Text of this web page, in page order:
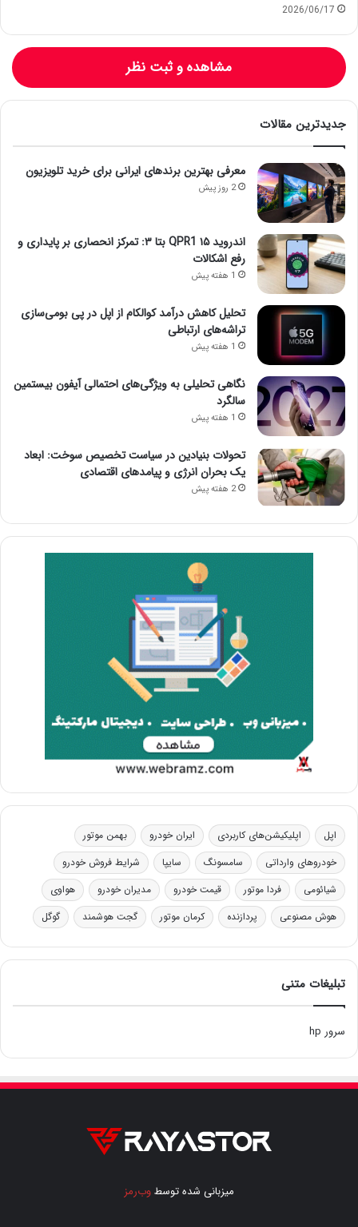
2026/06/17
مشاهده و ثبت نظر
جدیدترین مقالات
معرفی بهترین برندهای ایرانی برای خرید تلویزیون
2 روز پیش
اندروید ۱۵ QPR1 بتا ۳: تمرکز انحصاری بر پایداری و
رفع اشکالات
1 هفته پیش
تحلیل کاهش درآمد کوالکام از اپل در پی بومی‌سازی
تراشه‌های ارتباطی
1 هفته پیش
نگاهی تحلیلی به ویژگی‌های احتمالی آیفون بیستمین
سالگرد
1 هفته پیش
تحولات بنیادین در سیاست تخصیص سوخت: ابعاد
یک بحران انرژی و پیامدهای اقتصادی
2 هفته پیش
اپل اپلیکیشن‌های کاربردی ایران خودرو
بهمن موتور
خودروهای وارداتی
سامسونگ سایپا
شرایط فروش خودرو
شیائومی
فردا موتور قیمت خودرو مدیران خودرو
هواوی
هوش مصنوعی
پردازنده کرمان موتور گجت هوشمند گوگل
تبلیغات متنی
سرور hp
میزبانی شده توسطوب‌رمز